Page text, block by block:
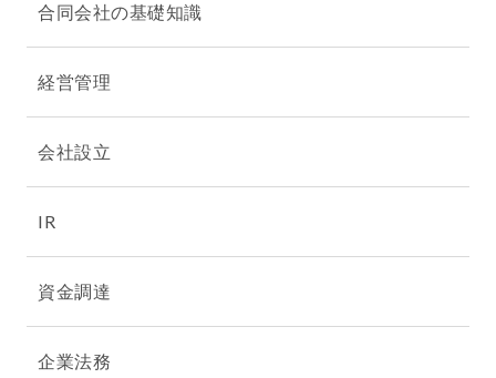
合同会社の基礎知識
経営管理
会社設立
IR
資金調達
企業法務